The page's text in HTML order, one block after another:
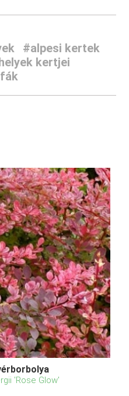
#alpesi kertek
kertjei
'Rose Glow'